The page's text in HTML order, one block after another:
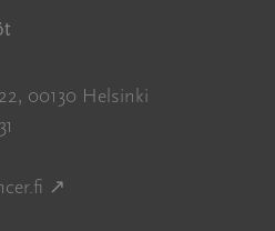
00130 Helsinki
↗